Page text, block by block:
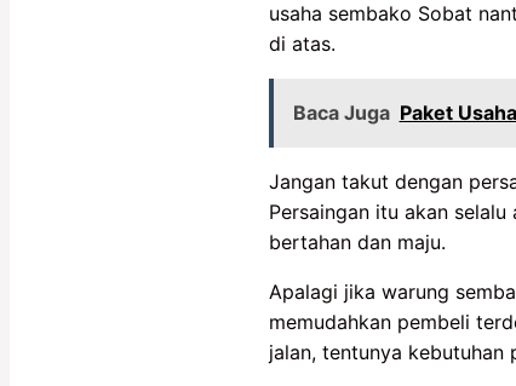
usaha sembako Sobat
di atas.
Baca Juga Paket
Jangan takut dengan
Persaingan itu akan
bertahan dan maju.
Apalagi jika warung
memudahkan pembeli
jalan, tentunya kebutuhan